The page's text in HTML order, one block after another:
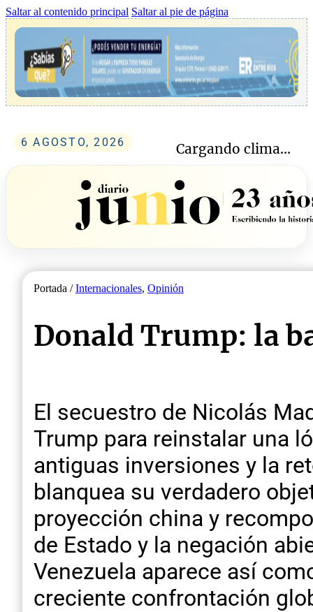
Saltar al contenido principal Saltar al pie de página
6 AGOSTO, 2026 Cargando clima...
Portada /Internacionales, Opinión
Donald Trump: la
El secuestro de Nicolás
Trump para reinstalar una
antiguas inversiones y la
blanquea su verdadero
proyección china y
de Estado y la negación
Venezuela aparece así
creciente confrontación